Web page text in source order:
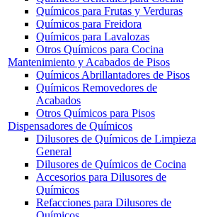
Químicos para Frutas y Verduras
Químicos para Freidora
Químicos para Lavalozas
Otros Químicos para Cocina
Mantenimiento y Acabados de Pisos
Químicos Abrillantadores de Pisos
Químicos Removedores de
Acabados
Otros Químicos para Pisos
Dispensadores de Químicos
Dilusores de Químicos de Limpieza
General
Dilusores de Químicos de Cocina
Accesorios para Dilusores de
Químicos
Refacciones para Dilusores de